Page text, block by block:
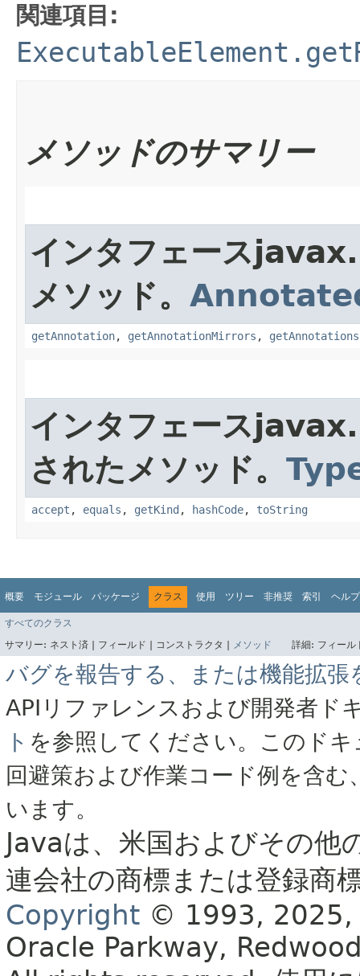
関連項目:
メソッドのサマリー
インタフェース
メソッド。
getAnnotation, getAnnotationMirrors ,
インタフェース
されたメソッド。
accept , equals , getKind , hashCode, toString
概要 モジュール パッケージ クラス 使用 ツリー 非推奨 索引 ヘルプ
すべてのクラス
サマリー: ネスト済 | フィールド | コンストラクタ | メソッド 詳細: フィー
バグを報告する、または機能拡張
APIリファレンスおよび開発者ド
ト を参照してください。このド
回避策および作業コード例を含
います。
Javaは、米国およびその
連会社の商標または登録商
Copyright © 1993, 2025,
Oracle Parkway,